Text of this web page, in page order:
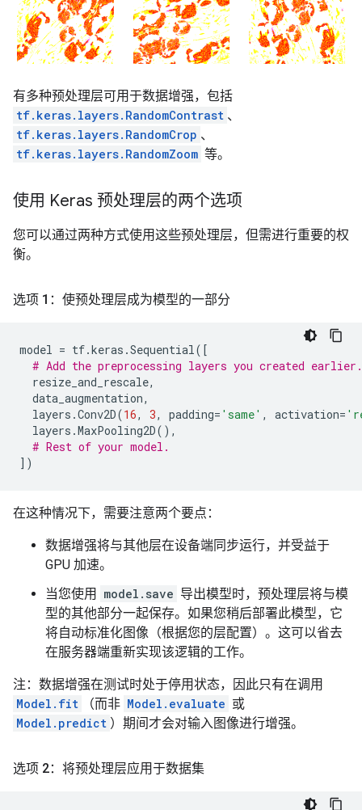
有多种预处理层可用于数据增强，包括
tf.keras.layers.RandomContrast 、
tf.keras.layers.RandomCrop 、
tf.keras.layers.RandomZoom 等。
使用 Keras 预处理层的两个选项
您可以通过两种方式使用这些预处理层，但需进行重要的权
衡。
选项 1：使预处理层成为模型的一部分
model = tf.keras .Sequential([
# Add the preprocessing layers you created earlier.
resize_and_rescale,
data_augmentation,
layers .Conv2D(16, 3, padding= 'same' , activation=
layers .MaxPooling2D(),
# Rest of your model.
])
在这种情况下，需要注意两个要点：
数据增强将与其他层在设备端同步运行，并受益于
GPU 加速。
当您使用
model.save 导出模型时，预处理层将与模
型的其他部分一起保存。如果您稍后部署此模型，它
将自动标准化图像（根据您的层配置）。这可以省去
在服务器端重新实现该逻辑的工作。
注：数据增强在测试时处于停用状态，因此只有在调用
Model.fit
（而非 Model.evaluate 或
Model.predict ）期间才会对输入图像进行增强。
选项 2：将预处理层应用于数据集